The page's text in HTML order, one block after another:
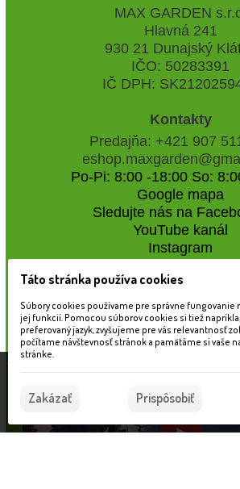
MAX GARDEN
Hlavná 241
930 21 Dunajský
IČO: 50283391
IČ DPH:
Kontakty
Predajňa: +421 907
Po-Pi: 8:00 -18:00 So:
Google mapa
Sledujte nás na
YouTube kanál
Instagram
Naše záhradné
Táto stránka používa súbory cookies, ktoré
pomáhajú poskytovať služby. Používaním
služieb vyjadrujete súhlas s používaním
Táto stránka používa cookies
Súbory cookies používame pre správne fungovanie
jej funkcií. Pomocou súborov cookies si tiež
preferovaný jazyk, zvyšujeme pre vás relevantnosť
počítame návštevnosť stránok a pamätáme si vaše
stránke.
Zakázať Prispôsobiť